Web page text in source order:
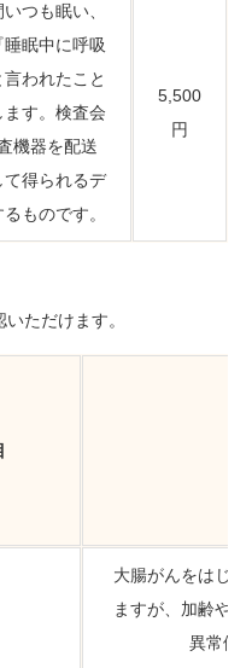
つも眠い、
眠中に呼吸
われたこと
す。検査会
機器を配送
て得られるデ
ものです。
5,500
円
ただけます。
大腸がんをはじ
ますが、加齢や
異常値